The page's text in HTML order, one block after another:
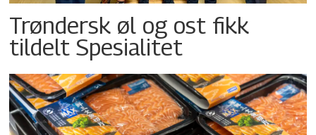
Trøndersk øl og ost fikk
tildelt Spesialitet